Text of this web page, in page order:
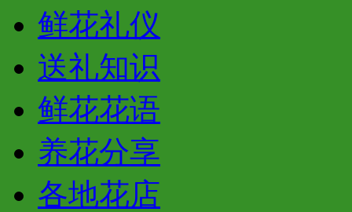
鲜花礼仪
送礼知识
鲜花花语
养花分享
各地花店